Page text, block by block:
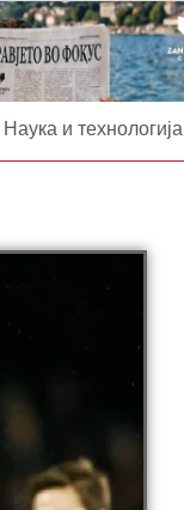
Наука и технологија